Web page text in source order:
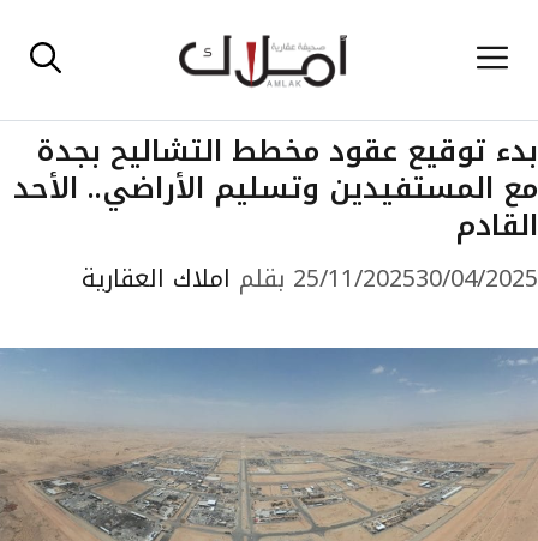
إلى القائمة
بدء توقيع عقود مخطط التشاليح بجدة
مع المستفيدين وتسليم الأراضي.. الأحد
القادم
25/11/202530/04/2025 بقلم املاك العقارية